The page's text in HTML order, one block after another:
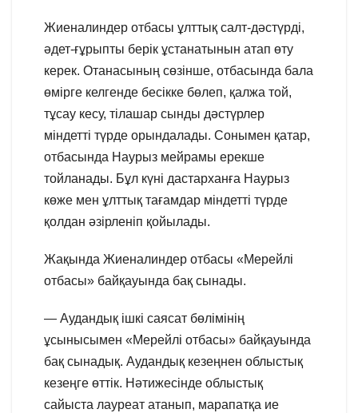
Жиеналиндер отбасы ұлттық салт-дәстүрді,
әдет-ғұрыпты берік ұстанатынын атап өту
керек. Отанасының сөзінше, отбасында бала
өмірге келгенде бесікке бөлеп, қалжа той,
тұсау кесу, тілашар сынды дәстүрлер
міндетті түрде орындалады. Сонымен қатар,
отбасында Наурыз мейрамы ерекше
тойланады. Бұл күні дастарханға Наурыз
көже мен ұлттық тағамдар міндетті түрде
қолдан әзірленіп қойылады.
Жақында Жиеналиндер отбасы «Мерейлі
отбасы» байқауында бақ сынады.
— Аудандық ішкі саясат бөлімінің
ұсынысымен «Мерейлі отбасы» байқауында
бақ сынадық. Аудандық кезеңнен облыстық
кезеңге өттік. Нәтижесінде облыстық
сайыста лауреат атанып, марапатқа ие